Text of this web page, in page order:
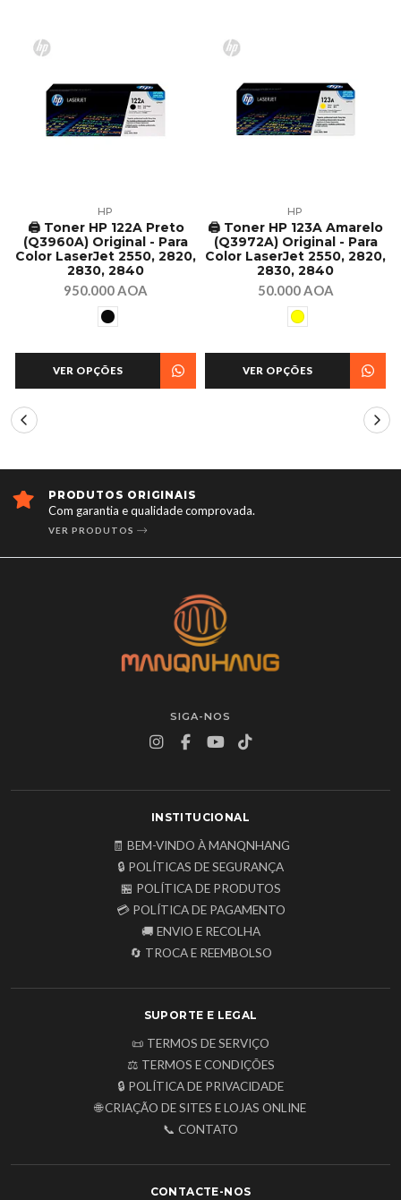
HP
🖨️ Toner HP 122A Preto
(Q3960A) Original - Para
Color LaserJet 2550, 2820,
2830, 2840
950.000 AOA
VER OPÇÕES
HP
🖨️ Toner HP 123A Amarelo
(Q3972A) Original - Para
Color LaserJet 2550, 2820,
2830, 2840
50.000 AOA
VER OPÇÕES
PRODUTOS ORIGINAIS
Com garantia e qualidade comprovada.
VER PRODUTOS
SIGA-NOS
INSTITUCIONAL
🧾 BEM-VINDO À MANQNHANG
🔒 POLÍTICAS DE SEGURANÇA
🏪 POLÍTICA DE PRODUTOS
💳 POLÍTICA DE PAGAMENTO
🚚 ENVIO E RECOLHA
🔄 TROCA E REEMBOLSO
SUPORTE E LEGAL
📜 TERMOS DE SERVIÇO
⚖️ TERMOS E CONDIÇÕES
🔒 POLÍTICA DE PRIVACIDADE
🌐 CRIAÇÃO DE SITES E LOJAS ONLINE
📞 CONTATO
CONTACTE-NOS